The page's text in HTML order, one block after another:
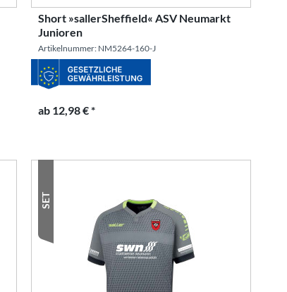
Short »sallerSheffield« ASV Neumarkt
Junioren
Artikelnummer: NM5264-160-J
ab 12,98 € *
SET